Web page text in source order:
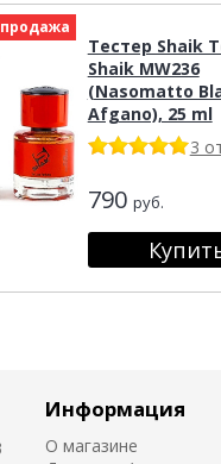
Тестер Shaik
Shaik MW236
(Nasomatto
Afgano), 25 ml
3
790 руб.
Информация
О магазине